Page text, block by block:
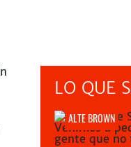
LO QUE
ALTE BROWN